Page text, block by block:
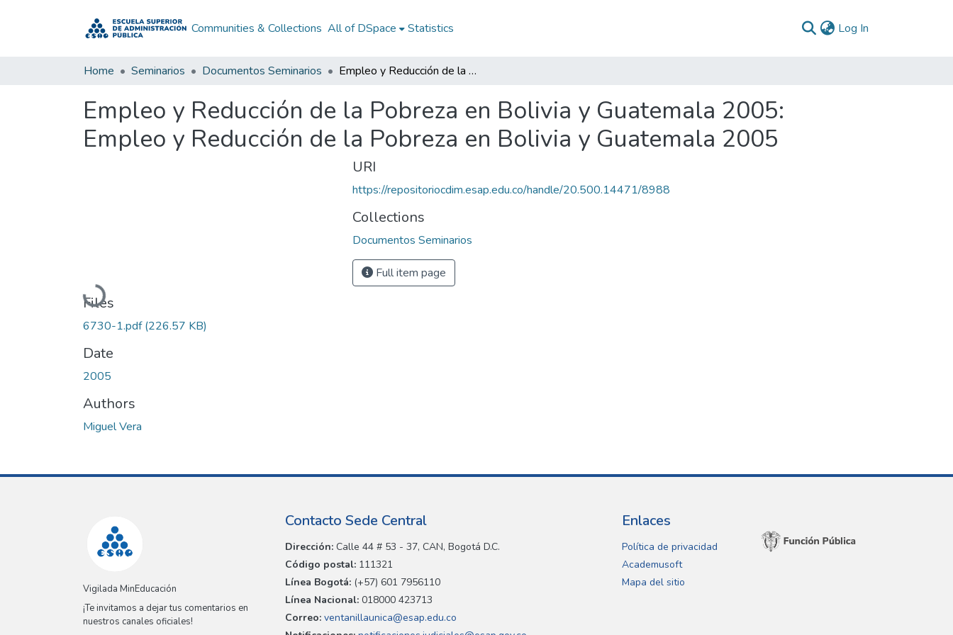
Communities & Collections All of DSpace Statistics Log In
Home Seminarios Documentos Seminarios Empleo y Reducción de la Pobreza en Bolivia y Guatemala 2005: Empleo y Reducción de la Pobreza en Bolivia y Guatemala 2005
Empleo y Reducción de la Pobreza en Bolivia y Guatemala 2005:
Empleo y Reducción de la Pobreza en Bolivia y Guatemala 2005
Loading...
Files
6730-1.pdf(226.57 KB)
Date
2005
Authors
Miguel Vera
URI
https://repositoriocdim.esap.edu.co/handle/20.500.14471/8988
Collections
Documentos Seminarios
Full item page
Vigilada MinEducación
¡Te invitamos a dejar tus comentarios en
nuestros canales oficiales!
Contacto Sede Central
Dirección: Calle 44 # 53 - 37, CAN, Bogotá D.C.
Código postal: 111321
Línea Bogotá: (+57) 601 7956110
Línea Nacional: 018000 423713
Correo: ventanillaunica@esap.edu.co
Enlaces
Política de privacidad
Academusoft
Mapa del sitio